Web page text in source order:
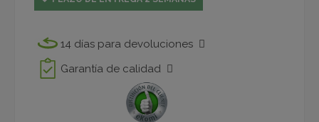
14 días para devoluciones
Garantía de calidad